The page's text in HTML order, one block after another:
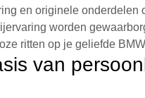
en originele onderdelen
worden
ritten op je geliefde
van